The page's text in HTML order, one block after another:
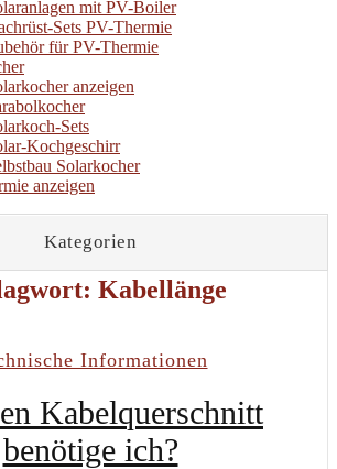
mit PV-Boiler
Sets PV-Thermie
für PV-Thermie
anzeigen
Sets
Kochgeschirr
Solarkocher
anzeigen
Kabellänge
Informationen
Kabelquerschnitt
benötige ich?
Kategorien